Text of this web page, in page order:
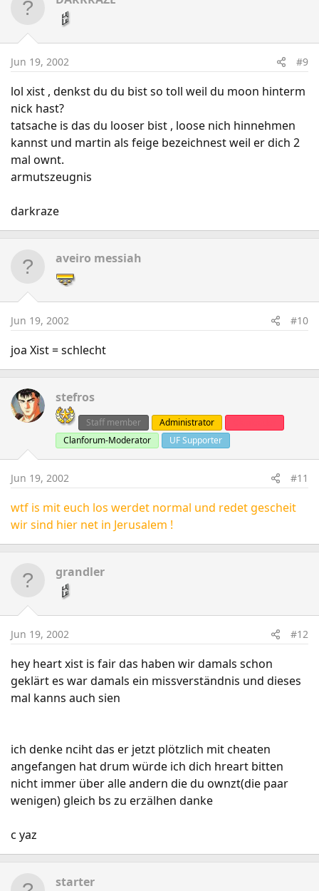
Jun 19, 2002 #9
lol xist , denkst du du bist so toll weil du moon hinterm
nick hast?
tatsache is das du looser bist , loose nich hinnehmen
kannst und martin als feige bezeichnest weil er dich 2
mal ownt.
armutszeugnis
darkraze
aveiro messiah
Jun 19, 2002 #10
joa Xist = schlecht
stefros
Staff member Administrator
Clanforum-Moderator
UF Supporter
Jun 19, 2002 #11
wtf is mit euch los werdet normal und redet gescheit
wir sind hier net in Jerusalem !
grandler
Jun 19, 2002 #12
hey heart xist is fair das haben wir damals schon
geklärt es war damals ein missverständnis und dieses
mal kanns auch sien
ich denke nciht das er jetzt plötzlich mit cheaten
angefangen hat drum würde ich dich hreart bitten
nicht immer über alle andern die du ownzt(die paar
wenigen) gleich bs zu erzälhen danke
c yaz
starter